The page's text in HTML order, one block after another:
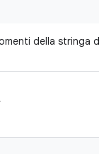
della stringa